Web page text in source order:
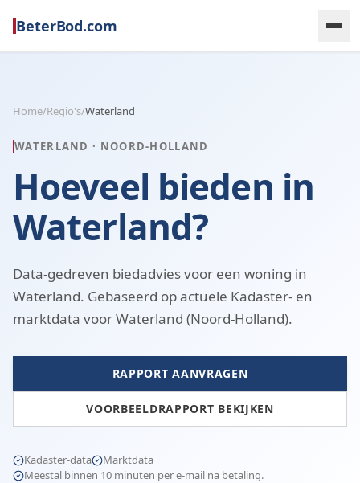
BeterBod.com
Home/Regio's/Waterland
WATERLAND · NOORD-HOLLAND
Hoeveel bieden in
Waterland?
Data-gedreven biedadvies voor een woning in
Waterland. Gebaseerd op actuele Kadaster- en
marktdata voor Waterland (Noord-Holland).
RAPPORT AANVRAGEN
VOORBEELDRAPPORT BEKIJKEN
Kadaster-data
Marktdata
Meestal binnen 10 minuten per e-mail na betaling.